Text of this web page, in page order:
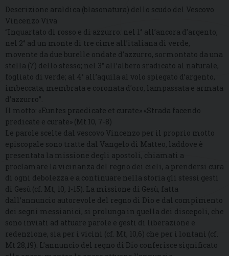
Descrizione araldica (blasonatura) dello scudo del Vescovo
Vincenzo Viva
“Inquartato di rosso e di azzurro: nel 1° all’ancora d’argento;
nel 2° ad un monte di tre cime all’italiana di verde,
movente da due burelle ondate d’azzurro, sormontato da una
stella (7) dello stesso; nel 3° all’albero sradicato al naturale,
fogliato di verde; al 4° all’aquila al volo spiegato d’argento,
imbeccata, membrata e coronata d’oro, lampassata e armata
d’azzurro”.
Il motto: «Euntes praedicate et curate» «Strada facendo
predicate e curate» (Mt 10, 7-8)
Le parole scelte dal vescovo Vincenzo per il proprio motto
episcopale sono tratte dal Vangelo di Matteo, laddove è
presentata la missione degli apostoli, chiamati a
proclamare la vicinanza del regno dei cieli, a prendersi cura
di ogni debolezza e a continuare nella storia gli stessi gesti
di Gesù (cf. Mt, 10, 1-15). La missione di Gesù, fatta
dall’annuncio autorevole del regno di Dio e dal compimento
dei segni messianici, si prolunga in quella dei discepoli, che
sono inviati ad attuare parole e gesti di liberazione e
redenzione, sia per i vicini (cf. Mt, 10,6) che per i lontani (cf.
Mt 28,19). L’annuncio del regno di Dio conferisce significato